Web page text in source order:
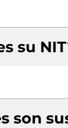
su
son